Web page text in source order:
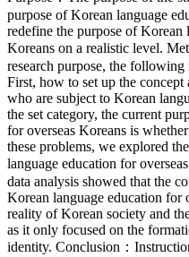
purpose of Korean language
redefine the purpose of Korean
Koreans on a realistic level.
research purpose, the following
First, how to set up the concept
who are subject to Korean
the set category, the current
for overseas Koreans is
these problems, we explored
language education for
data analysis showed that the
Korean language education for
reality of Korean society and
as it only focused on the
identity. Conclusion：